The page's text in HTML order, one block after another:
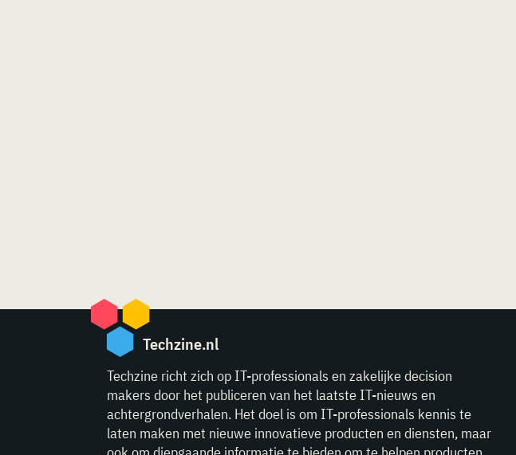
Techzine.nl
Techzine richt zich op IT-professionals en zakelijke decision
makers door het publiceren van het laatste IT-nieuws en
achtergrondverhalen. Het doel is om IT-professionals kennis te
laten maken met nieuwe innovatieve producten en diensten, maar